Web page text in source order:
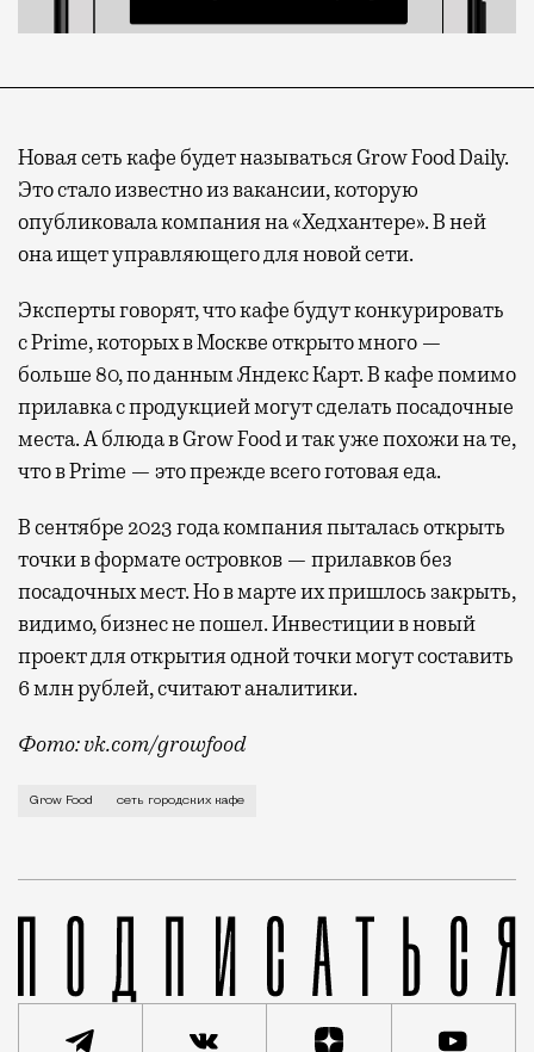
Новая сеть кафе будет называться Grow Food Daily.
Это стало известно из вакансии, которую
опубликовала компания на «Хедхантере». В ней
она ищет управляющего для новой сети.
Эксперты говорят, что кафе будут конкурировать
с Prime, которых в Москве открыто много —
больше 80, по данным Яндекс Карт. В кафе помимо
прилавка с продукцией могут сделать посадочные
места. А блюда в Grow Food и так уже похожи на те,
что в Prime — это прежде всего готовая еда.
В сентябре 2023 года компания пыталась открыть
точки в формате островков — прилавков без
посадочных мест. Но в марте их пришлось закрыть,
видимо, бизнес не пошел. Инвестиции в новый
проект для открытия одной точки могут составить
6 млн рублей, считают аналитики.
Фото: vk.com/growfood
Grow Food занимается доставкой готовых
Grow Food сеть городских кафе